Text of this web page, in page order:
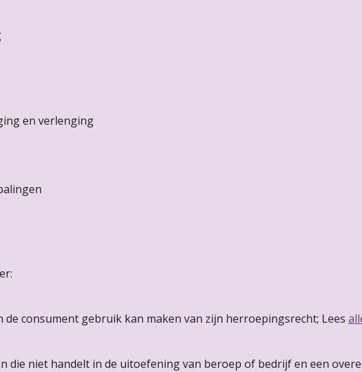
en verlenging
consument gebruik kan maken van zijn herroepingsrecht; Lees
die niet handelt in de uitoefening van beroep of bedrijf en een